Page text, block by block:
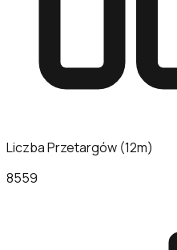
Liczba Przetargów (12m)
8559